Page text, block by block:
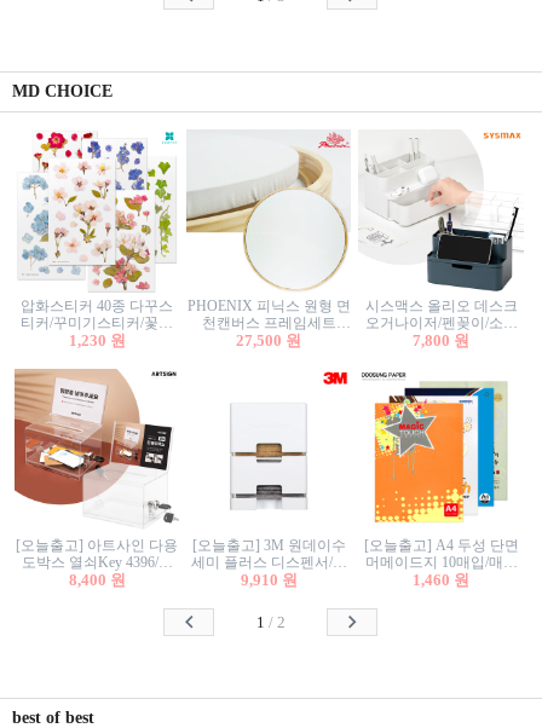
MD CHOICE
압화스티커 40종 다꾸스
티커/꾸미기스티커/꽃스
티커/압화꽃책갈피/팬시
1,230 원
PHOENIX 피닉스 원형 면
천캔버스 프레임세트
30cm/원형캔버스/플로팅
27,500 원
시스맥스 올리오 데스크
오거나이저/펜꽂이/소품
꽂이/소품함/정리함/수납
7,800 원
[오늘출고] 아트사인 다용
도박스 열쇠Key 4396/투
표함/건의함/모금함/응모
8,400 원
[오늘출고] 3M 원데이수
세미 플러스 디스펜서/소
프트수세미5매+강력수세
9,910 원
[오늘출고] A4 두성 단면
머메이드지 10매입/매직
터치/색지/색상지/색복사
칼라색지/고급복사지
1,460 원
1 / 2
best of best